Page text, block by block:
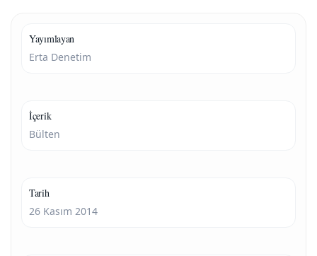
Yayımlayan
Erta Denetim
İçerik
Bülten
Tarih
26 Kasım 2014